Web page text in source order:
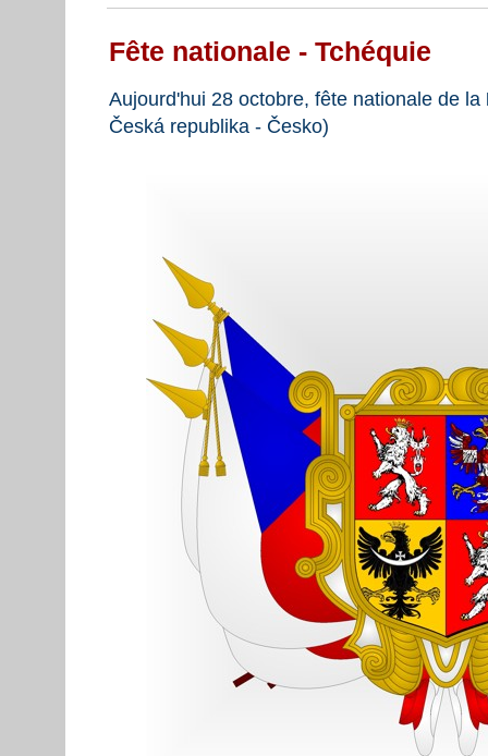
Fête nationale - Tchéquie
Aujourd'hui 28 octobre, fête nationale de la
Česká republika - Česko)